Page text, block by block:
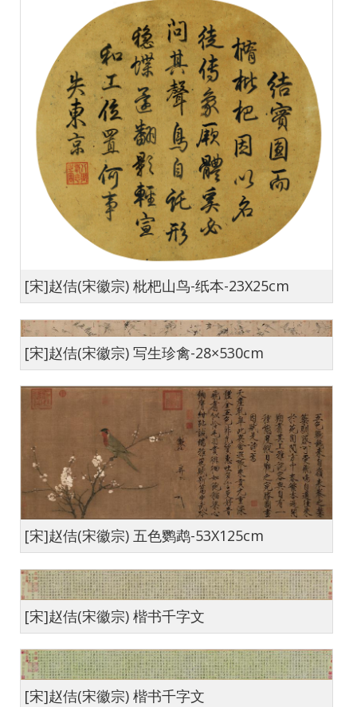
[宋]赵佶(宋徽宗) 枇杷山鸟-纸本-23X25cm
[宋]赵佶(宋徽宗) 写生珍禽-28×530cm
[宋]赵佶(宋徽宗) 五色鹦鹉-53X125cm
[宋]赵佶(宋徽宗) 楷书千字文
[宋]赵佶(宋徽宗) 楷书千字文